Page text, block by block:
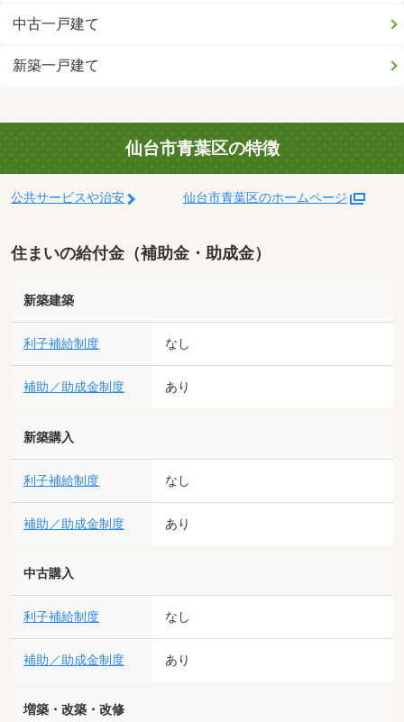
中古一戸建て
新築一戸建て
仙台市青葉区の特徴
公共サービスや治安 仙台市青葉区のホームページ
住まいの給付金（補助金・助成金）
新築建築
利子補給制度 なし
補助／助成金制度 あり
新築購入
利子補給制度 なし
補助／助成金制度 あり
中古購入
利子補給制度 なし
補助／助成金制度 あり
増築・改築・改修